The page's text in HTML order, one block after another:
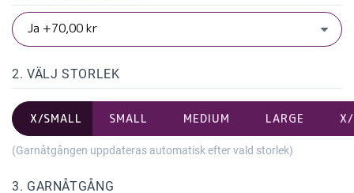
2. VÄLJ STORLEK
X/SMALL SMALL MEDIUM LARGE
(Garnåtgången uppdateras automatisk efter vald storlek)
3. GARNÅTGÅNG